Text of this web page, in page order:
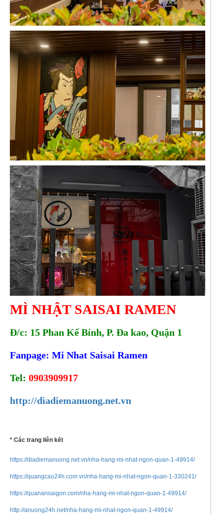
MÌ NHẬT SAISAI RAMEN
Đ/c: 15 Phan Kế Bính, P. Đa kao, Quận 1
Fanpage: Mi Nhat Saisai Ramen
Tel: 0903909917
http://diadiemanuong.net.vn
* Các trang liên kết
https://diadiemanuong.net.vn/nha-hang-mi-nhat-ngon-quan-1-49914/
https://quangcao24h.com.vn/nha-hang-mi-nhat-ngon-quan-1-330241/
https://quanansaigon.com/nha-hang-mi-nhat-ngon-quan-1-49914/
http://anuong24h.net/nha-hang-mi-nhat-ngon-quan-1-49914/